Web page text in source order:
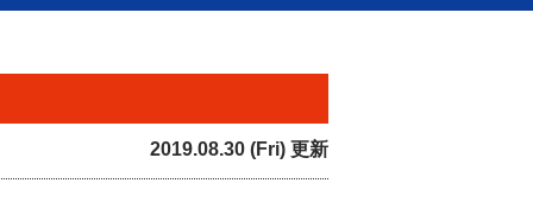
2019.08.30 (Fri) 更新